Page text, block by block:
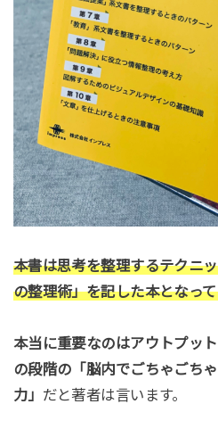
本書は思考を整理するテクニ
の整理術」を記した本となっ
本当に重要なのはアウトプッ
の段階の「脳内でごちゃごち
力」 だと著者は言います。